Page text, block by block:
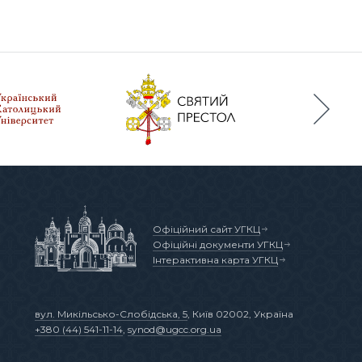
вул. Микільсько-Слобідська, 5 , Київ 02002, Україна
+380 (44) 541-11-14 synod@ugcc.org.ua
Офіційний сайт УГКЦ
Офіційні документи УГКЦ
Інтерактивна карта УГКЦ